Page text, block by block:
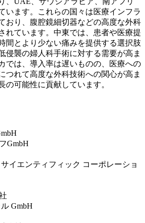
います。これらの国々は医療インフラ
おり、腹腔鏡細切器などの高度な外科
れています。中東では、患者や医療提
間とより少ない痛みを提供する選択肢
侵襲の婦人科手術に対する需要が高ま
では、導入率は遅いものの、医療への
つれて高度な外科技術への関心が高ま
の可能性に貢献しています。
GmbH
イエンティフィック コーポレーショ
GmbH